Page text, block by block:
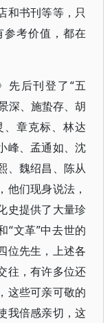
和书刊等等，只
考价值，都在
先后刊登了“五
深、施蛰存、胡
章克标、林达
峰、孟通如、沈
、魏绍昌、陈从
他们现身说法，
史提供了大量珍
“文革”中去世的
位先生，上述各
往，有许多位还
这些可亲可敬的
我倍感亲切，这